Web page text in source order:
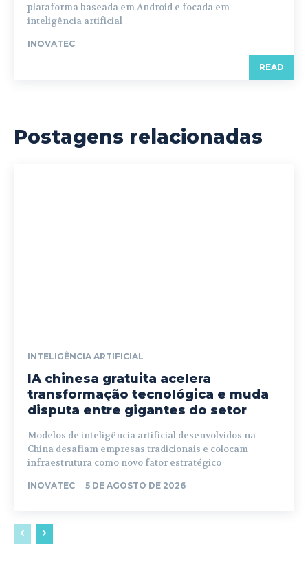
plataforma baseada em Android e focada em
inteligência artificial
INOVATEC
READ
Postagens relacionadas
INTELIGÊNCIA ARTIFICIAL
IA chinesa gratuita acelera
transformação tecnológica e muda
disputa entre gigantes do setor
Modelos de inteligência artificial desenvolvidos na
China desafiam empresas tradicionais e colocam
infraestrutura como novo fator estratégico
INOVATEC - 5 DE AGOSTO DE 2026